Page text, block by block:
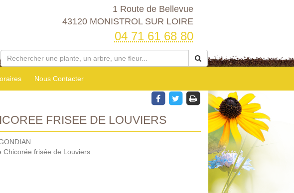
1 Route de Bellevue
43120 MONISTROL SUR LOIRE
04 71 61 68 80
Nous Contacter
FRISEE DE LOUVIERS
Chicorée frisée de Louviers